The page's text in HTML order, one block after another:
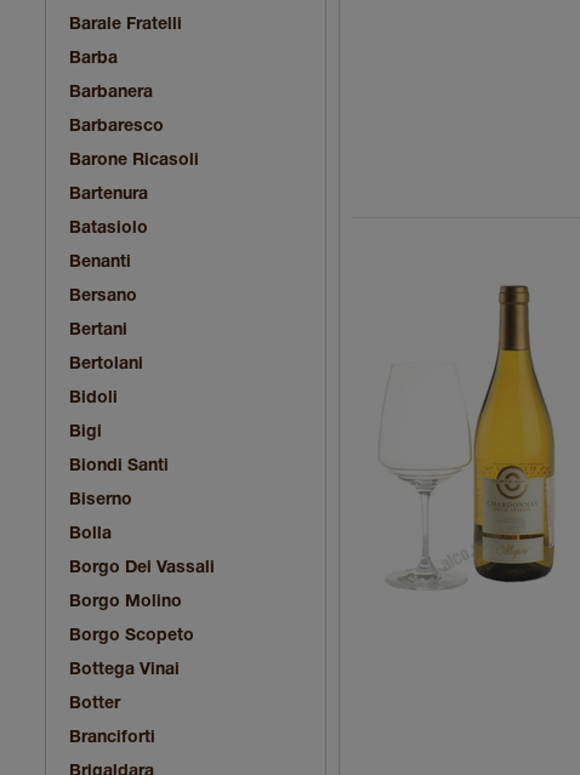
Barale Fratelli
Barba
Barbanera
Barbaresco
Barone Ricasoli
Bartenura
Batasiolo
Benanti
Bersano
Bertani
Bertolani
Bidoli
Bigi
Biondi Santi
Biserno
Bolla
Borgo Dei Vassali
Borgo Molino
Borgo Scopeto
Bottega Vinai
Botter
Branciforti
Brigaldara